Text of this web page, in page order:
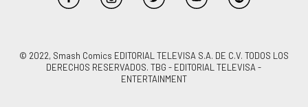
© 2022, Smash Comics EDITORIAL TELEVISA S.A. DE C.V. TODOS LOS
DERECHOS RESERVADOS. TBG - EDITORIAL TELEVISA -
ENTERTAINMENT